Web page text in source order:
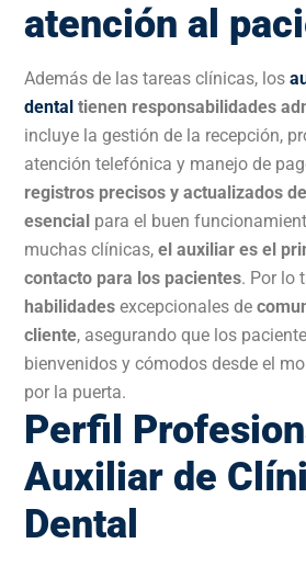
atención al
Además de las tareas clínicas, los
dental tienen responsabilidades
incluye la gestión de la recepción,
atención telefónica y manejo de
registros precisos y actualizados
esencial para el buen
muchas clínicas, el auxiliar es el
contacto para los pacientes. Por lo
habilidades excepcionales de
cliente, asegurando que los
bienvenidos y cómodos desde el
por la puerta.
Perfil
Auxiliar de
Dental